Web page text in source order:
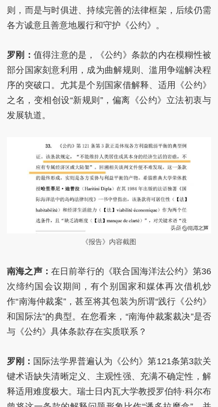
则，而是与时俱进、持续完善的法律框架，后续仍需
各方诚意且善意地履行和守护《公约》。
罗刚： 值得注意的是，《公约》条款的内在模糊性被
部分国家刻意利用，成为曲解规则、滥用争端解决程
序的突破口。尤其是个别国家借解释、适用《公约》
之名，变相创设“新规则”，偏离《公约》立法初衷与
发展轨道。
《报告》内容截图
南海之声： 在日前举行的《联合国海洋法公约》第36
次缔约国会议期间，有个别国家和媒体再次借机炒
作“南海仲裁案”，甚至将其包装为所谓“践行《公约》
和国际法”的典型。在您看来，“南海仲裁案裁决”是否
与《公约》具体条款存在实质联系？
罗刚： 国际法学界普遍认为《公约》第121条第3款关
键术语缺失清晰定义、主观性强、充满不确定性，解
释适用难度极大。瑞士日内瓦大学教授罗伯特·科尔布